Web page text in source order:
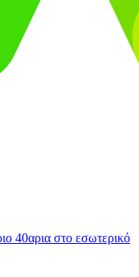
40αρια στο εσωτερικό